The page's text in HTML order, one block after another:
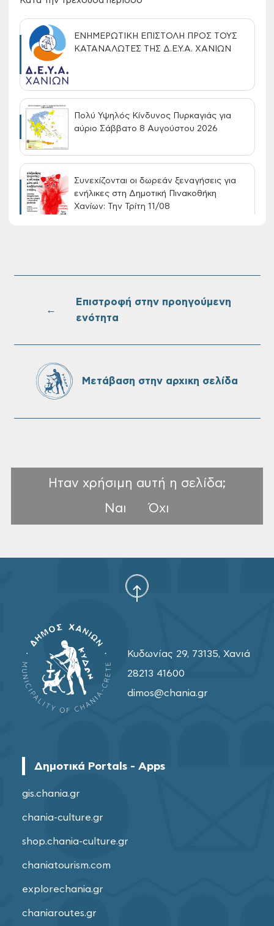
ΕΝΗΜΕΡΩΤΙΚΗ ΕΠΙΣΤΟΛΗ ΠΡΟΣ ΤΟΥΣ
ΚΑΤΑΝΑΛΩΤΕΣ ΤΗΣ Δ.Ε.Υ.Α. ΧΑΝΙΩΝ
Πολύ Υψηλός Κίνδυνος Πυρκαγιάς για
αύριο Σάββατο 8 Αυγούστου 2026
Συνεχίζονται οι δωρεάν ξεναγήσεις για
ενήλικες στη Δημοτική Πινακοθήκη
Χανίων: Την Τρίτη 11/08
Τακτική συνεδρίαση Δημοτικής Επιτροπής
←
Επιστροφή στην προηγούμενη
ενότητα
Μετάβαση στην αρχικη σελίδα
Ηταν χρήσιμη αυτή η σελίδα;
Ναι
Όχι
Κυδωνίας 29, 73135, Χανιά
28213 41600
dimos@chania.gr
Δημοτικά Portals - Apps
gis.chania.gr
chania-culture.gr
shop.chania-culture.gr
chaniatourism.com
explorechania.gr
chaniaroutes.gr